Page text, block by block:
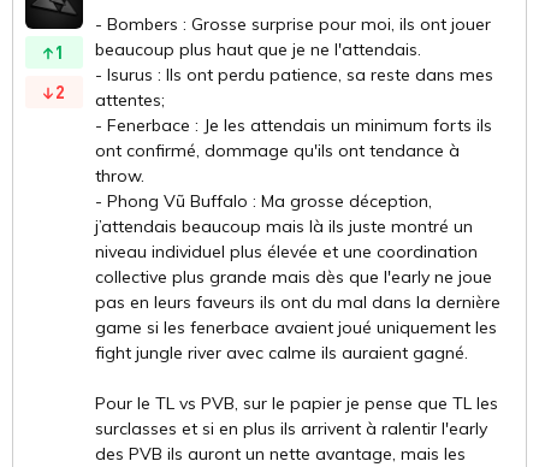
1
2
- Bombers : Grosse surprise pour moi, ils ont jouer
beaucoup plus haut que je ne l'attendais.
- Isurus : Ils ont perdu patience, sa reste dans mes
attentes;
- Fenerbace : Je les attendais un minimum forts ils
ont confirmé, dommage qu'ils ont tendance à
throw.
- Phong Vũ Buffalo : Ma grosse déception,
j’attendais beaucoup mais là ils juste montré un
niveau individuel plus élevée et une coordination
collective plus grande mais dès que l'early ne joue
pas en leurs faveurs ils ont du mal dans la dernière
game si les fenerbace avaient joué uniquement les
fight jungle river avec calme ils auraient gagné.
Pour le TL vs PVB, sur le papier je pense que TL les
surclasses et si en plus ils arrivent à ralentir l'early
des PVB ils auront un nette avantage, mais les